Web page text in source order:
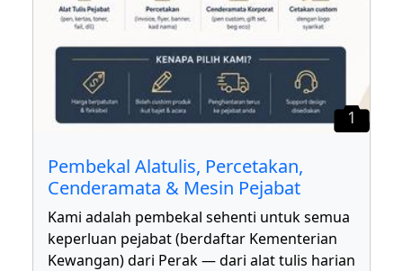
1
Pembekal Alatulis, Percetakan,
Cenderamata & Mesin Pejabat
Kami adalah pembekal sehenti untuk semua
keperluan pejabat (berdaftar Kementerian
Kewangan) dari Perak — dari alat tulis harian